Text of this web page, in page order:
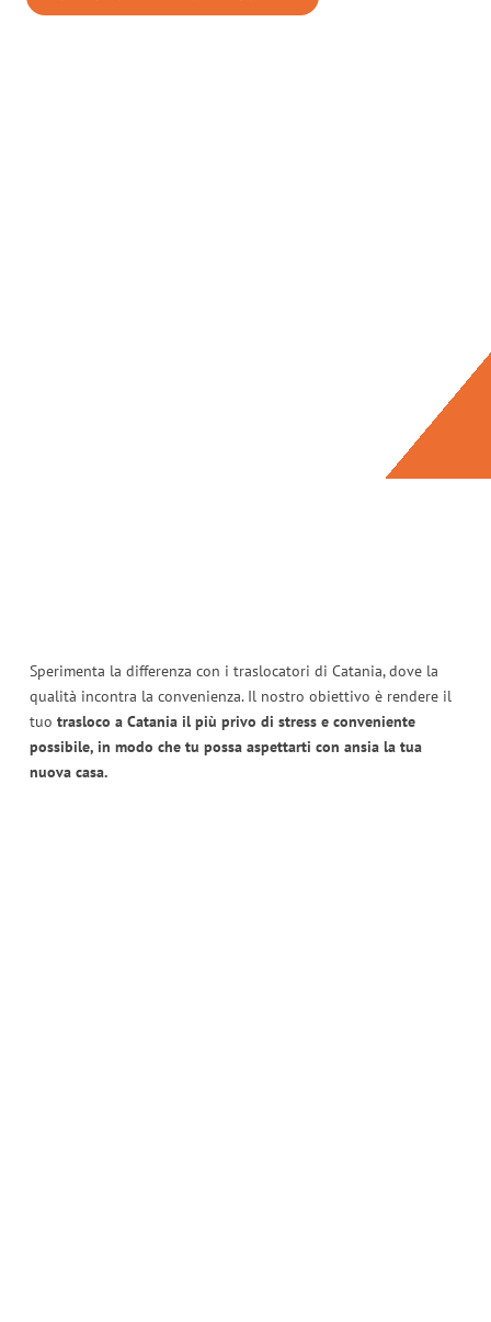
Sperimenta la differenza con i traslocatori di Catania, dove la
qualità incontra la convenienza. Il nostro obiettivo è rendere il
tuo trasloco a Catania il più privo di stress e conveniente
possibile, in modo che tu possa aspettarti con ansia la tua
nuova casa.